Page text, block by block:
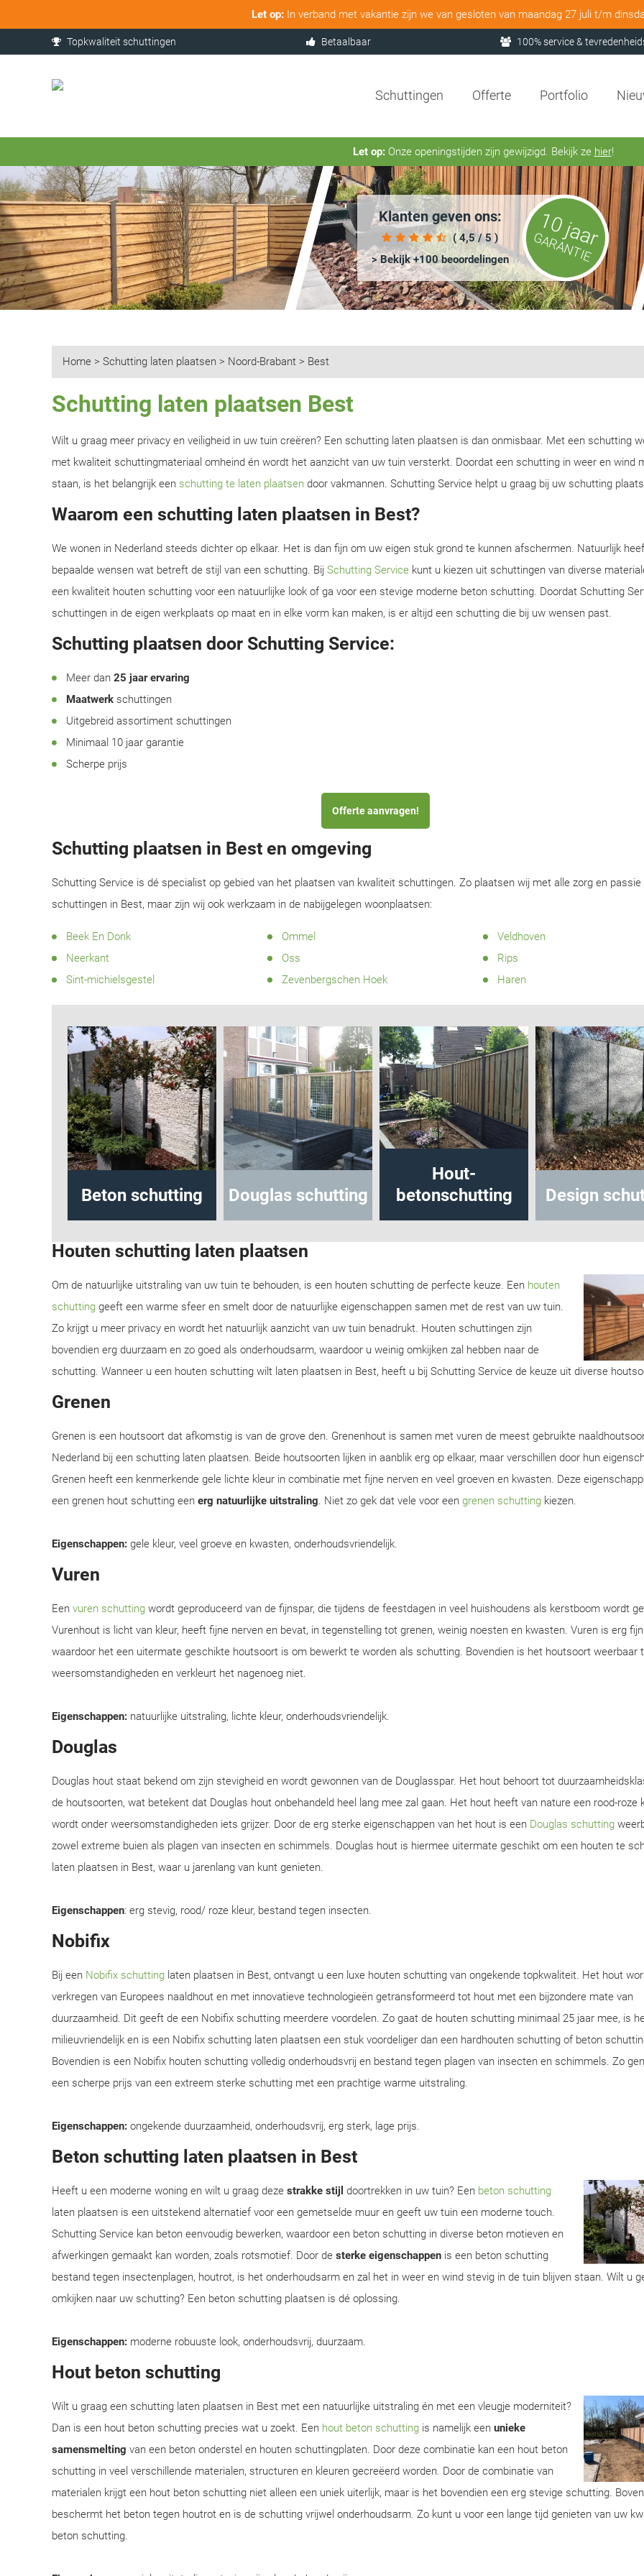
Let op:In verband met vakantie zijn we van gesloten van maandag 27 juli t/m
Topkwaliteit schuttingen Betaalbaar 100% service &
Schuttingen Offerte Portfolio
Let op:Onze openingstijden zijn gewijzigd. Bekijk ze hier!
Klanten geven ons:
( 4,5 / 5 )
> Bekijk +100 beoordelingen
10 jaar
GARANTIE
Home > Schutting laten plaatsen > Noord-Brabant > Best
Schutting laten plaatsen Best
Wilt u graag meer privacy en veiligheid in uw tuin creëren? Een schutting laten plaatsen is dan onmisbaar. Met een schutting
met kwaliteit schuttingmateriaal omheind én wordt het aanzicht van uw tuin versterkt. Doordat een schutting in weer en wind
staan, is het belangrijk een schutting te laten plaatsen door vakmannen. Schutting Service helpt u graag bij uw schutting
Waarom een schutting laten plaatsen in Best?
We wonen in Nederland steeds dichter op elkaar. Het is dan fijn om uw eigen stuk grond te kunnen afschermen. Natuurlijk
bepaalde wensen wat betreft de stijl van een schutting. Bij Schutting Service kunt u kiezen uit schuttingen van diverse
een kwaliteit houten schutting voor een natuurlijke look of ga voor een stevige moderne beton schutting. Doordat Schutting
schuttingen in de eigen werkplaats op maat en in elke vorm kan maken, is er altijd een schutting die bij uw wensen past.
Schutting plaatsen door Schutting Service:
Meer dan 25 jaar ervaring
Maatwerk schuttingen
Uitgebreid assortiment schuttingen
Minimaal 10 jaar garantie
Scherpe prijs
Offerte aanvragen!
Schutting plaatsen in Best en omgeving
Schutting Service is dé specialist op gebied van het plaatsen van kwaliteit schuttingen. Zo plaatsen wij met alle zorg en passie
schuttingen in Best, maar zijn wij ook werkzaam in de nabijgelegen woonplaatsen:
Beek En Donk Ommel
Veldhoven
Neerkant
Oss
Rips
Sint-michielsgestel
Zevenbergschen Hoek Haren
Beton schutting Douglas schutting
Hout-
betonschutting
Design
Houten schutting laten plaatsen
Om de natuurlijke uitstraling van uw tuin te behouden, is een houten schutting de perfecte keuze. Een houten
schutting geeft een warme sfeer en smelt door de natuurlijke eigenschappen samen met de rest van uw tuin.
Zo krijgt u meer privacy en wordt het natuurlijk aanzicht van uw tuin benadrukt. Houten schuttingen zijn
bovendien erg duurzaam en zo goed als onderhoudsarm, waardoor u weinig omkijken zal hebben naar de
schutting. Wanneer u een houten schutting wilt laten plaatsen in Best, heeft u bij Schutting Service de keuze uit diverse
Grenen
Grenen is een houtsoort dat afkomstig is van de grove den. Grenenhout is samen met vuren de meest gebruikte
Nederland bij een schutting laten plaatsen. Beide houtsoorten lijken in aanblik erg op elkaar, maar verschillen door hun
Grenen heeft een kenmerkende gele lichte kleur in combinatie met fijne nerven en veel groeven en kwasten. Deze
een grenen hout schutting een erg natuurlijke uitstraling. Niet zo gek dat vele voor een grenen schutting kiezen.
Eigenschappen: gele kleur, veel groeve en kwasten, onderhoudsvriendelijk.
Vuren
Een vuren schutting wordt geproduceerd van de fijnspar, die tijdens de feestdagen in veel huishoudens als kerstboom wordt
Vurenhout is licht van kleur, heeft fijne nerven en bevat, in tegenstelling tot grenen, weinig noesten en kwasten. Vuren is erg
waardoor het een uitermate geschikte houtsoort is om bewerkt te worden als schutting. Bovendien is het houtsoort weerbaar
weersomstandigheden en verkleurt het nagenoeg niet.
Eigenschappen: natuurlijke uitstraling, lichte kleur, onderhoudsvriendelijk.
Douglas
Douglas hout staat bekend om zijn stevigheid en wordt gewonnen van de Douglasspar. Het hout behoort tot
de houtsoorten, wat betekent dat Douglas hout onbehandeld heel lang mee zal gaan. Het hout heeft van nature een rood-roze
wordt onder weersomstandigheden iets grijzer. Door de erg sterke eigenschappen van het hout is een Douglas schutting
zowel extreme buien als plagen van insecten en schimmels. Douglas hout is hiermee uitermate geschikt om een houten te
laten plaatsen in Best, waar u jarenlang van kunt genieten.
Eigenschappen: erg stevig, rood/ roze kleur, bestand tegen insecten.
Nobifix
Bij een Nobifix schutting laten plaatsen in Best, ontvangt u een luxe houten schutting van ongekende topkwaliteit. Het hout
verkregen van Europees naaldhout en met innovatieve technologieën getransformeerd tot hout met een bijzondere mate van
duurzaamheid. Dit geeft de een Nobifix schutting meerdere voordelen. Zo gaat de houten schutting minimaal 25 jaar mee, is
milieuvriendelijk en is een Nobifix schutting laten plaatsen een stuk voordeliger dan een hardhouten schutting of beton
Bovendien is een Nobifix houten schutting volledig onderhoudsvrij en bestand tegen plagen van insecten en schimmels. Zo
een scherpe prijs van een extreem sterke schutting met een prachtige warme uitstraling.
Eigenschappen: ongekende duurzaamheid, onderhoudsvrij, erg sterk, lage prijs.
Beton schutting laten plaatsen in Best
Heeft u een moderne woning en wilt u graag deze strakke stijl doortrekken in uw tuin? Een beton schutting
laten plaatsen is een uitstekend alternatief voor een gemetselde muur en geeft uw tuin een moderne touch.
Schutting Service kan beton eenvoudig bewerken, waardoor een beton schutting in diverse beton motieven en
afwerkingen gemaakt kan worden, zoals rotsmotief. Door de sterke eigenschappen is een beton schutting
bestand tegen insectenplagen, houtrot, is het onderhoudsarm en zal het in weer en wind stevig in de tuin blijven staan. Wilt u
omkijken naar uw schutting? Een beton schutting plaatsen is dé oplossing.
Eigenschappen: moderne robuuste look, onderhoudsvrij, duurzaam.
Hout beton schutting
Wilt u graag een schutting laten plaatsen in Best met een natuurlijke uitstraling én met een vleugje moderniteit?
Dan is een hout beton schutting precies wat u zoekt. Een hout beton schutting is namelijk een unieke
samensmelting van een beton onderstel en houten schuttingplaten. Door deze combinatie kan een hout beton
schutting in veel verschillende materialen, structuren en kleuren gecreëerd worden. Door de combinatie van
materialen krijgt een hout beton schutting niet alleen een uniek uiterlijk, maar is het bovendien een erg stevige schutting.
beschermt het beton tegen houtrot en is de schutting vrijwel onderhoudsarm. Zo kunt u voor een lange tijd genieten van uw
beton schutting.